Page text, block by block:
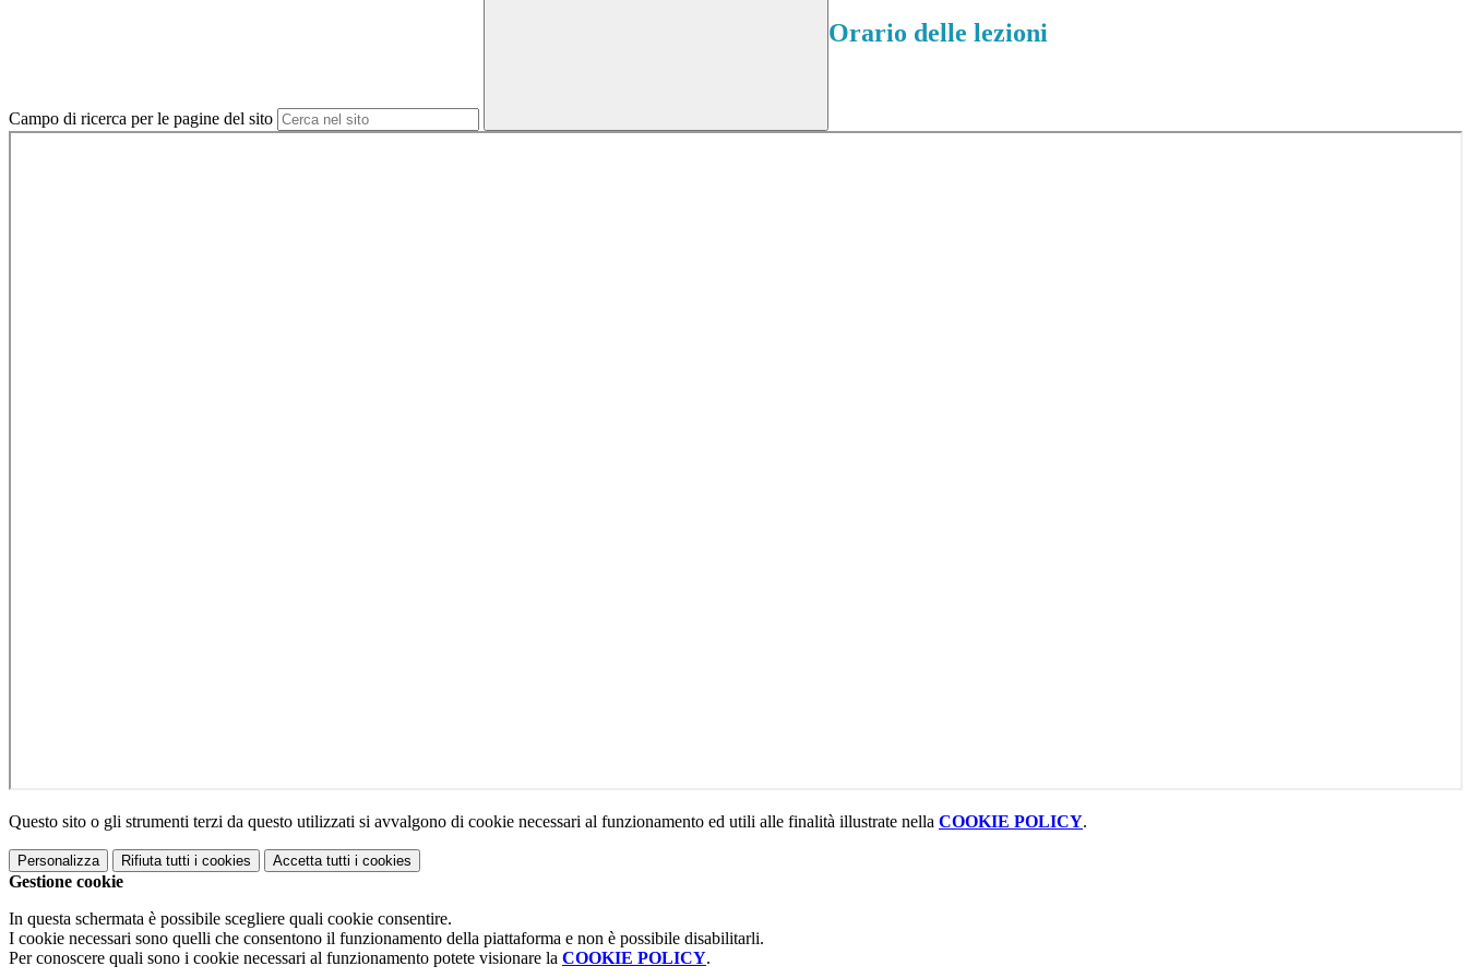
Campo di ricerca per le pagine del sito
Orario delle lezioni
Questo sito o gli strumenti terzi da questo utilizzati si avvalgono di cookie necessari al funzionamento ed utili alle finalità illustrate nella COOKIE POLICY.
Personalizza Rifiuta tutti i cookies Accetta tutti i cookies
Gestione cookie
In questa schermata è possibile scegliere quali cookie consentire.
I cookie necessari sono quelli che consentono il funzionamento della piattaforma e non è possibile disabilitarli.
Per conoscere quali sono i cookie necessari al funzionamento potete visionare la COOKIE POLICY.